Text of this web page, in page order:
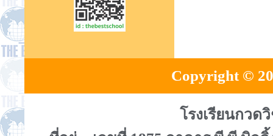
Copyright ©
โรงเรียนกวด